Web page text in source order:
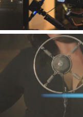
Ilona
její
s Václavem